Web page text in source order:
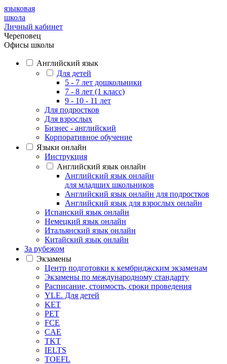
языковая
школа
Личный кабинет
Череповец
Офисы школы
Английский язык
Для детей
5 - 7 лет дошкольники
7 - 8 лет (1 класс)
9 - 10 - 11 лет
Для подростков
Для взрослых
Бизнес - английский
Корпоративное обучение
Языки онлайн
Инструкция
Английский язык онлайн
Английский язык онлайн
для младших школьников
Английский язык онлайн для подростков
Английский язык для взрослых онлайн
Испанский язык онлайн
Немецкий язык онлайн
Итальянский язык онлайн
Китайский язык онлайн
За рубежом
Экзамены
Центр подготовки к кембриджским экзаменам
Экзамены по международному стандарту
Расписание, стоимость, сроки проведения
YLE. Для детей
KET
PET
FCE
CAE
TKT
IELTS
TOEFL